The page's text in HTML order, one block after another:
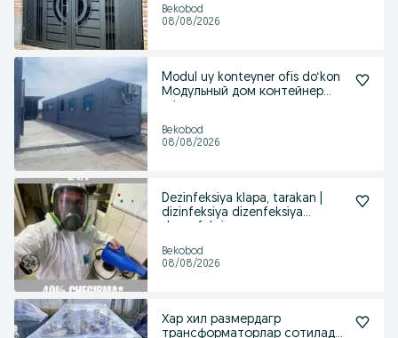
Bekobod
08/08/2026
Modul uy konteyner ofis do‘kon
Модульный дом контейнер
Bekobod
08/08/2026
Dezinfeksiya klapa, tarakan |
dizinfeksiya dizenfeksiya
Bekobod
08/08/2026
Хар хил размердагр
трансформаторлар сотилади